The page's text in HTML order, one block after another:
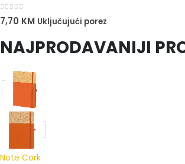
0out of 5
7,70 KM Uključujući porez
NAJPRODAVANIJI
Note Cork